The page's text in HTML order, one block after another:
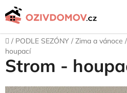
Přejít
na
Domů
/ PODLE SEZÓNY / Zima a vánoce /
houpací
Strom -